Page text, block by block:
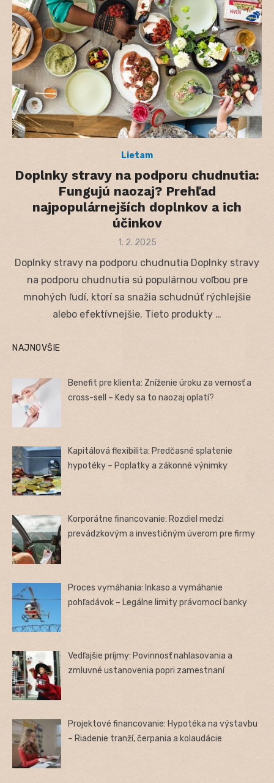
Lietam
Doplnky stravy na podporu chudnutia:
Fungujú naozaj? Prehľad
najpopulárnejších doplnkov a ich
účinkov
Posted
1. 2. 2025
Doplnky stravy na podporu chudnutia Doplnky stravy
na podporu chudnutia sú populárnou voľbou pre
mnohých ľudí, ktorí sa snažia schudnúť rýchlejšie
alebo efektívnejšie. Tieto produkty …
NAJNOVŠIE
Benefit pre klienta: Zníženie úroku za vernosť a
cross-sell – Kedy sa to naozaj oplatí?
Kapitálová flexibilita: Predčasné splatenie
hypotéky – Poplatky a zákonné výnimky
Korporátne financovanie: Rozdiel medzi
prevádzkovým a investičným úverom pre firmy
Proces vymáhania: Inkaso a vymáhanie
pohľadávok – Legálne limity právomocí banky
Vedľajšie príjmy: Povinnosť nahlasovania a
zmluvné ustanovenia popri zamestnaní
Projektové financovanie: Hypotéka na výstavbu
– Riadenie tranží, čerpania a kolaudácie